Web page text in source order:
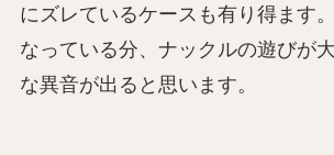
にズレているケースも有り得ます
なっている分、ナックルの遊びが
な異音が出ると思います。